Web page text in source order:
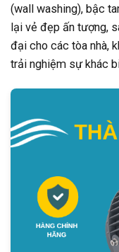
(wall washing), bậc
lại vẻ đẹp ấn tượng,
đại cho các tòa nhà,
trải nghiệm sự khác